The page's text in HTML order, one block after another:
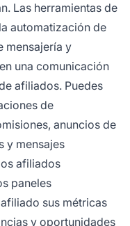
Las herramientas de
automatización de
mensajería y
una comunicación
afiliados. Puedes
de
anuncios de
y mensajes
afiliados
paneles
sus métricas
y oportunidades